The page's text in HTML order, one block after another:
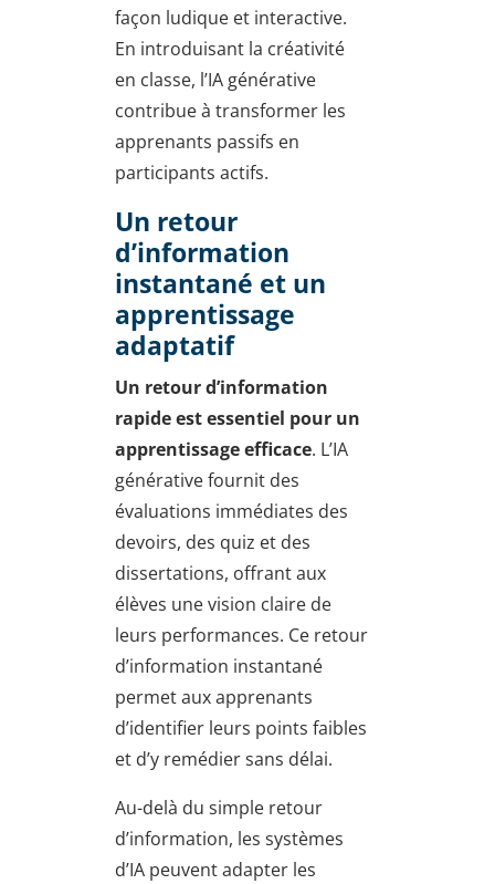
façon ludique et interactive.
En introduisant la créativité
en classe, l’IA générative
contribue à transformer les
apprenants passifs en
participants actifs.
Un retour
d’information
instantané et un
apprentissage
adaptatif
Un retour d’information
rapide est essentiel pour un
apprentissage efficace. L’IA
générative fournit des
évaluations immédiates des
devoirs, des quiz et des
dissertations, offrant aux
élèves une vision claire de
leurs performances. Ce retour
d’information instantané
permet aux apprenants
d’identifier leurs points faibles
et d’y remédier sans délai.
Au-delà du simple retour
d’information, les systèmes
d’IA peuvent adapter les